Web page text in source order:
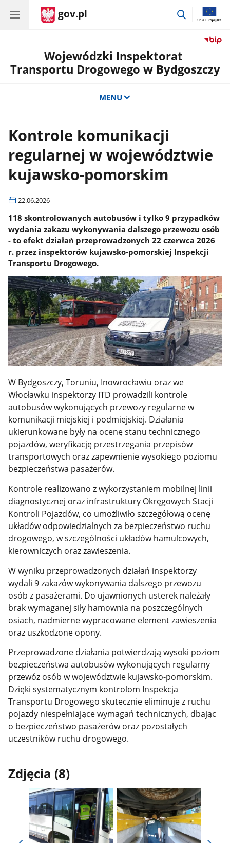
gov.pl
przejdź
Wojewódzki Inspektorat
Transportu Drogowego w Bydgoszczy
MENU
Kontrole komunikacji
regularnej w województwie
kujawsko-pomorskim
22.06.2026
118 skontrolowanych autobusów i tylko 9 przypadków
wydania zakazu wykonywania dalszego przewozu osób
- to efekt działań przeprowadzonych 22 czerwca 2026
r. przez inspektorów kujawsko-pomorskiej Inspekcji
Transportu Drogowego.
W Bydgoszczy, Toruniu, Inowrocławiu oraz we
Włocławku inspektorzy ITD prowadzili kontrole
autobusów wykonujących przewozy regularne w
komunikacji miejskiej i podmiejskiej. Działania
ukierunkowane były na ocenę stanu technicznego
pojazdów, weryfikację przestrzegania przepisów
transportowych oraz zapewnienie wysokiego poziomu
bezpieczeństwa pasażerów.
Kontrole realizowano z wykorzystaniem mobilnej linii
diagnostycznej oraz infrastruktury Okręgowych Stacji
Kontroli Pojazdów, co umożliwiło szczegółową ocenę
układów odpowiedzialnych za bezpieczeństwo ruchu
drogowego, w szczególności układów hamulcowych,
kierowniczych oraz zawieszenia.
W wyniku przeprowadzonych działań inspektorzy
wydali 9 zakazów wykonywania dalszego przewozu
osób z pasażerami. Do ujawnionych usterek należały
brak wymaganej siły hamownia na poszczególnych
osiach, nadmierne wypracowane element zawieszenia
oraz uszkodzone opony.
Przeprowadzone działania potwierdzają wysoki poziom
bezpieczeństwa autobusów wykonujących regularny
przewóz osób w województwie kujawsko-pomorskim.
Dzięki systematycznym kontrolom Inspekcja
Transportu Drogowego skutecznie eliminuje z ruchu
pojazdy niespełniające wymagań technicznych, dbając
o bezpieczeństwo pasażerów oraz pozostałych
uczestników ruchu drogowego.
Zdjęcia (8)